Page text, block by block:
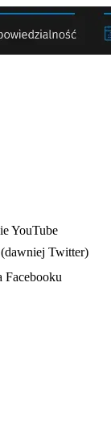
YouTube
Twitter)
Facebooku